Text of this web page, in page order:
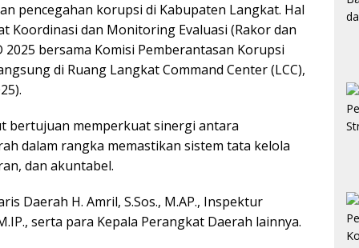
pencegahan korupsi di Kabupaten Langkat. Hal
Koordinasi dan Monitoring Evaluasi (Rakor dan
bersama Komisi Pemberantasan Korupsi
di Ruang Langkat Command Center (LCC),
bertujuan memperkuat sinergi antara
dalam rangka memastikan sistem tata kelola
dan akuntabel.
Daerah H. Amril, S.Sos., M.AP., Inspektur
serta para Kepala Perangkat Daerah lainnya.